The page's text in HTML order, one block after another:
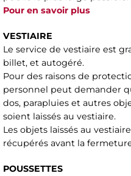
Pour en savoir plus
VESTIAIRE
Le service de vestiaire est
billet, et autogéré.
Pour des raisons de
personnel peut demander
dos, parapluies et autres
soient laissés au vestiaire.
Les objets laissés au
récupérés avant la
POUSSETTES